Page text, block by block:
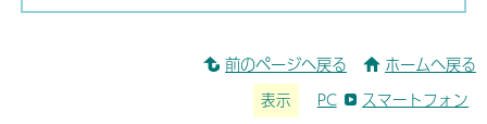
前のページへ戻る ホームへ戻る
表示 PC スマートフォン